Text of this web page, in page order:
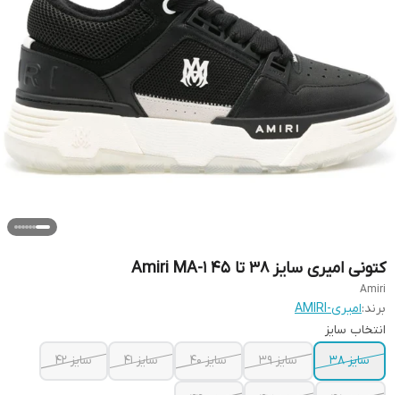
کتونی امیری سایز ۳۸ تا ۴۵ Amiri MA-1
Amiri
برند:امیری-AMIRI
انتخاب سایز
سایز ۳۸
سایز ۳۹ سایز ۴۰ سایز ۴۱ سایز ۴۲